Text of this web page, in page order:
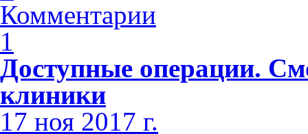
Комментарии
1
Доступные операции.
клиники
17 ноя 2017 г.